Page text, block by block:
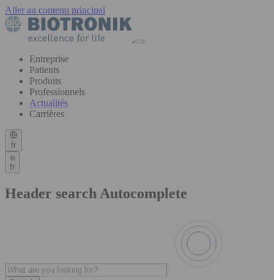
Aller au contenu principal
Entreprise
Patients
Produits
Professionnels
Actualités
Carrières
fr
fr
Header search Autocomplete